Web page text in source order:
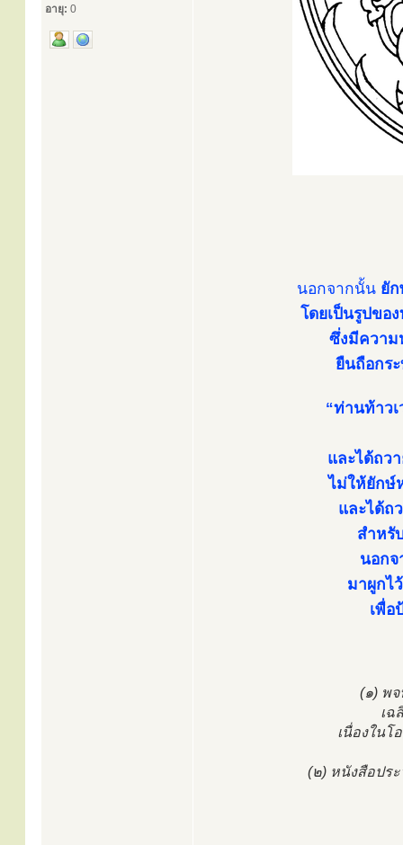
อายุ: 0
นอกจากนั้น ยั
โดยเป็นรูปขอ
ซึ่งมีความ
ยืนถือกร
“ท่านท้าว
และได้ถว
ไม่ให้ยักษ์
และได้ถ
สำหรั
นอกจ
มาผูกไ
เพื่
(๑) พ
เฉ
เนื่องใน
(๒) หนังสือปร